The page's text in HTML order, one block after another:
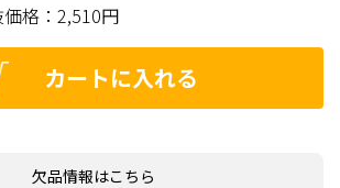
価格：2,510円
カートに入れる
欠品情報はこちら